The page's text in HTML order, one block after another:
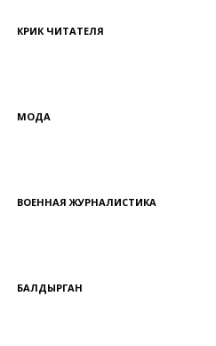
КРИК ЧИТАТЕЛЯ
МОДА
ВОЕННАЯ ЖУРНАЛИСТИКА
БАЛДЫРГАН